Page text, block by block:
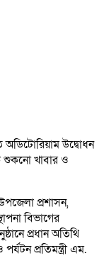
অডিটোরিয়াম উদ্বোধন
শুকনো খাবার ও
প্রশাসন,
বিভাগের
প্রধান অতিথি
প্রতিমন্ত্রী এম.